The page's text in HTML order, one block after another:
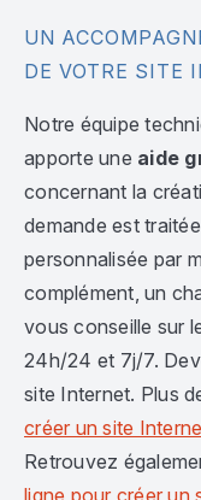
UN
DE VOTRE SITE
Notre équipe
apporte une aide
concernant la
demande est
personnalisée par
complément, un
vous conseille sur
24h/24 et 7j/7.
site Internet. Plus
créer un site
Retrouvez
ligne pour créer un